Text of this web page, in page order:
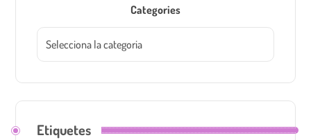
Categories
Etiquetes